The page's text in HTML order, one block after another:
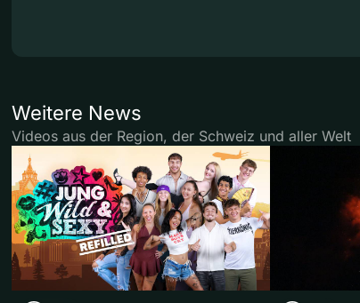
Weitere News
Videos aus der Region, der Schweiz und aller Welt